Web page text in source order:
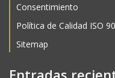
Consentimiento
Política de Calidad ISO
Sitemap
Entradas